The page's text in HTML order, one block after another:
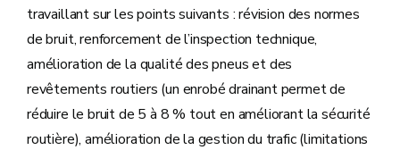
travaillant sur les points suivants : révision des normes
de bruit, renforcement de l’inspection technique,
amélioration de la qualité des pneus et des
revêtements routiers (un enrobé drainant permet de
réduire le bruit de 5 à 8 % tout en améliorant la sécurité
routière), amélioration de la gestion du trafic (limitations